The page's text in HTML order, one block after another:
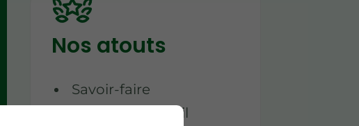
Nos atouts
Savoir-faire
Qualité de travail